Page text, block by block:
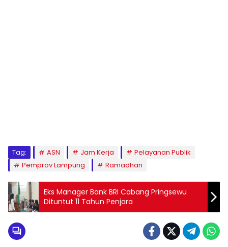
Tag: ASN Jam Kerja
Pelayanan Publik
Pemprov Lampung
Ramadhan
Eks Manager Bank BRI Cabang Pringsewu
Dituntut 11 Tahun Penjara